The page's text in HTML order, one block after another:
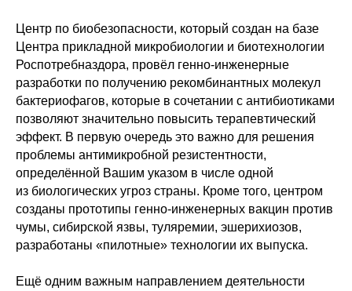
Центр по биобезопасности, который создан на базе
Центра прикладной микробиологии и биотехнологии
Роспотребназдора, провёл генно-инженерные
разработки по получению рекомбинантных молекул
бактериофагов, которые в сочетании с антибиотиками
позволяют значительно повысить терапевтический
эффект. В первую очередь это важно для решения
проблемы антимикробной резистентности,
определённой Вашим указом в числе одной
из биологических угроз страны. Кроме того, центром
созданы прототипы генно-инженерных вакцин против
чумы, сибирской язвы, туляремии, эшерихиозов,
разработаны «пилотные» технологии их выпуска.
Ещё одним важным направлением деятельности